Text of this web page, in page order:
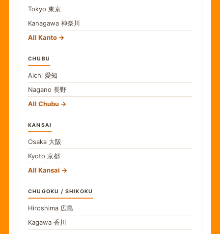
Tokyo 東京
Kanagawa 神奈川
All Kanto
CHUBU
Aichi 愛知
Nagano 長野
All Chubu
KANSAI
Osaka 大阪
Kyoto 京都
All Kansai
CHUGOKU / SHIKOKU
Hiroshima 広島
Kagawa 香川